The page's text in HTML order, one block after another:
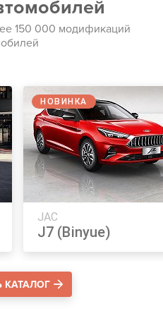
150 000 модификаций
НОВИНКА
JAC
J7 (Binyue)
КАТАЛОГ